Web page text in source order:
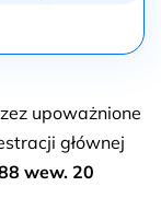
upoważnione
głównej
wew. 20